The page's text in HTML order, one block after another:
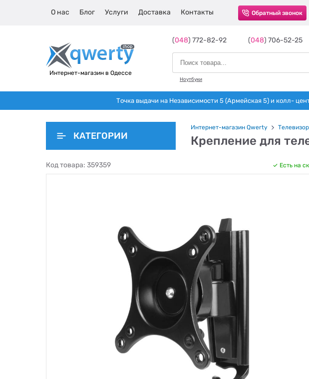
О нас Блог Услуги Доставка Контакты Обратный звонок
Интернет-магазин в Одессе
(048) 772-82-92 (048) 706-52-25
Ноутбуки
Точка выдачи на Независимости 5 (Армейская 5) и колл-
КАТЕГОРИИ
Интернет-магазин Qwerty
Крепление для
Код товара: 359359 Есть на